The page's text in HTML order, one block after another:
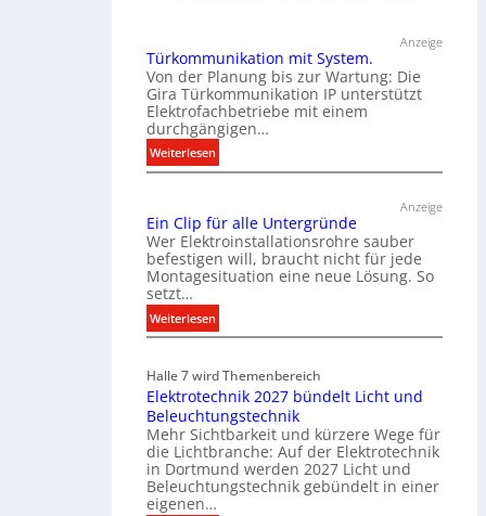
Anzeige
Türkommunikation mit System.
Von der Planung bis zur Wartung: Die
Gira Türkommunikation IP unterstützt
Elektrofachbetriebe mit einem
durchgängigen…
Weiterlesen:
T
r
k
o
m
u
n
k
a
t
i
o
n
Anzeige
Ein Clip für alle Untergründe
Wer Elektroinstallationsrohre sauber
befestigen will, braucht nicht für jede
Montagesituation eine neue Lösung. So
setzt…
Weiterlesen:
E
n
C
l
i
p
f
Halle 7 wird Themenbereich
Elektrotechnik 2027 bündelt Licht und
Beleuchtungstechnik
Mehr Sichtbarkeit und kürzere Wege für
die Lichtbranche: Auf der Elektrotechnik
in Dortmund werden 2027 Licht und
Beleuchtungstechnik gebündelt in einer
eigenen…